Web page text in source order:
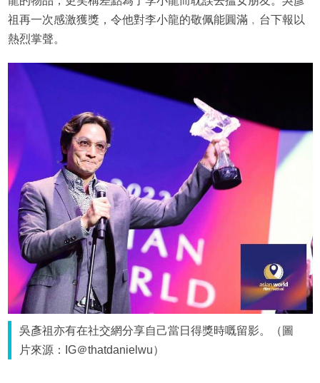
祖再一次感激獲獎，令他對李小龍的敬佩能圓滿﹐台下報以
熱烈掌聲。
吳彥祖亦有在社交網分享自己當日得獎時嘅留影。（圖
片來源：IG＠thatdanielwu）